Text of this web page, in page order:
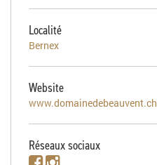
Localité
Bernex
Website
www.domainedebeauvent.ch
Réseaux sociaux